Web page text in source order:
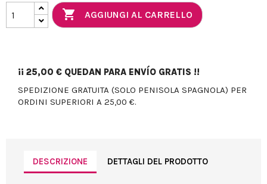
 AGGIUNGI AL CARRELLO
¡¡ 25,00 € QUEDAN PARA ENVÍO GRATIS !!
SPEDIZIONE GRATUITA (SOLO PENISOLA SPAGNOLA) PER
ORDINI SUPERIORI A 25,00 €.
DESCRIZIONE DETTAGLI DEL PRODOTTO